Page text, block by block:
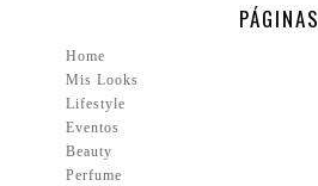
PÁGINAS
Home
Mis Looks
Lifestyle
Eventos
Beauty
Perfume